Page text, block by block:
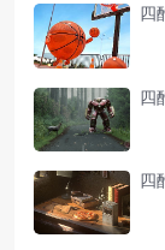
四
四
四